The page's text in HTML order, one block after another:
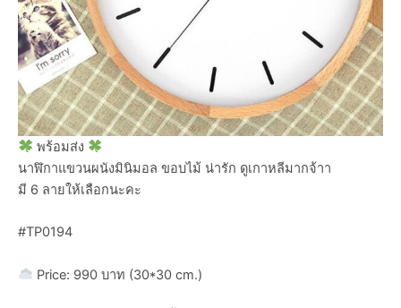
พร้อมส่ง
นาฬิกาแขวนผนังมินิมอล ขอบไม้ น่ารัก ดูเกาหลีมากจ้าา
มี 6 ลายให้เลือกนะคะ
#TP0194
Price: 990 บาท (30*30 cm.)